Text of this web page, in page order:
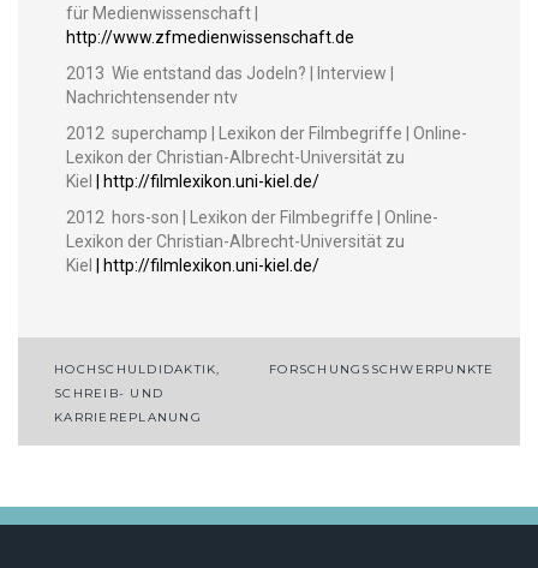
für Medi­en­wis­senschaft |
http://www.zfmedienwissenschaft.de
2013 Wie ent­stand das Jodeln? | Inter­view |
Nachricht­ensender ntv
2012 super­champ | Lexikon der Film­be­griffe | Online-
Lexikon der Chris­t­ian-Albrecht-Uni­ver­sität zu
Kiel
http://filmlexikon.uni-kiel.de/
2012 hors-son | Lexikon der Film­be­griffe | Online-
Lexikon der Chris­t­ian-Albrecht-Uni­ver­sität zu
Kiel
http://filmlexikon.uni-kiel.de/
HOCHSCHULDIDAKTIK,
SCHREIB- UND
KARRIEREPLANUNG
FORSCHUNGSSCHWERPUNKTE